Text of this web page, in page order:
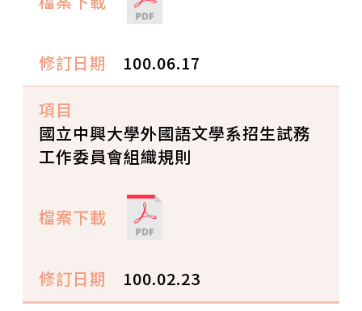
100.06.17
國立中興大學外國語文學系招生試務
工作委員會組織規則
100.02.23